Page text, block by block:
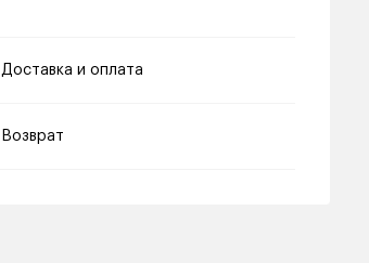
Доставка и оплата
Возврат